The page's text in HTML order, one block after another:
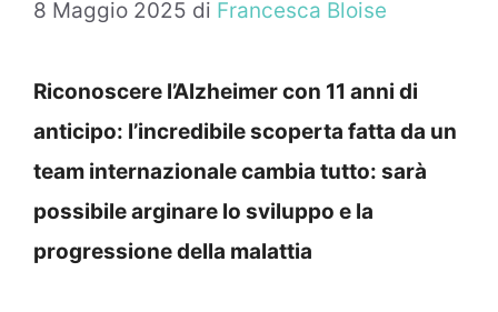
8 Maggio 2025 di Francesca Bloise
Riconoscere l’Alzheimer con 11 anni di
anticipo: l’incredibile scoperta fatta da un
team internazionale cambia tutto: sarà
possibile arginare lo sviluppo e la
progressione della malattia